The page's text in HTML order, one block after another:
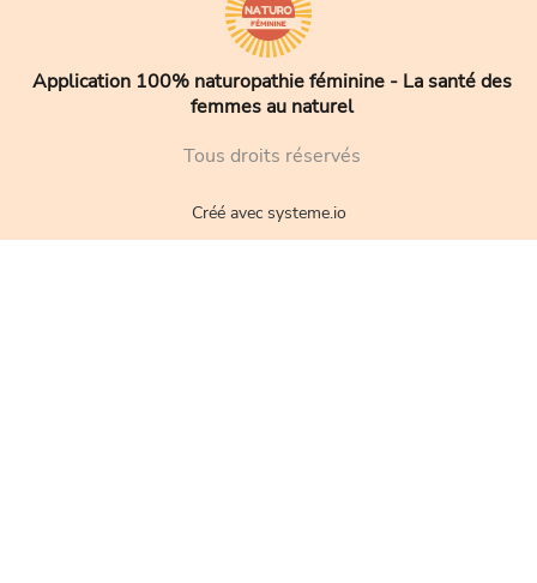
Application 100% naturopathie féminine - La santé des
femmes au naturel
Tous droits réservés
Créé avec systeme.io